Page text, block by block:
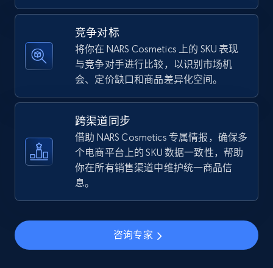
price, Final price, Discount percent, and more.
5.4K+ 667+
TikTok Shop - discover records by shop url
URL, Title, Available, Description, Currency, Initial
price, Final price, Discount percent, and more.
5.4K+ 667+ 立即开始
Amazon sellers info
Seller id, URL, Seller name, Description, Detailed
竞争对标
将你在 NARS Cosmetics 上的 SKU 表现
与竞争对手进行比较，以识别市场机
会、定价缺口和商品差异化空间。
跨渠道同步
借助 NARS Cosmetics 专属情报，确保多
个电商平台上的 SKU 数据一致性，帮助
你在所有销售渠道中维护统一商品信
息。
咨询专家